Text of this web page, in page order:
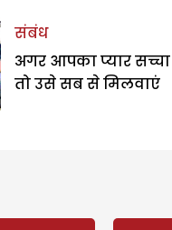
संबंध
अगर आपका प्यार
तो उसे सब से मिलवाएं